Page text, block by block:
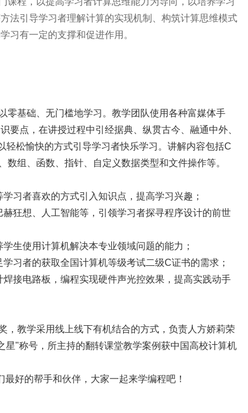
法引导学习者理解计算的实现机制、构筑计算思维模式
习有一定的支撑和促进作用。
零基础、无门槛地学习。教学团队使用各种富媒体手
要点，在讲授过程中引经据典、纵贯古今、融通中外、
轻松愉快的方式引导学习者快乐学习。讲解内容包括C
组、函数、指针、自定义数据类型和文件操作等。
者喜欢的方式引入知识点，提高学习兴趣；
狂想、人工智能等，引领学习者探寻程序设计的前世
使用计算机解决本专业领域问题的能力；
者的获取全国计算机等级考试二级C证书的需求；
接电路板，编程实现硬件声光控效果，提高实践动手
教学采用线上线下有机结合的方式，负责人方娇莉荣
星"称号，所主持的翻转课堂教学案例获中国高校计算机
好的帮手和伙伴，大家一起来学编程吧！